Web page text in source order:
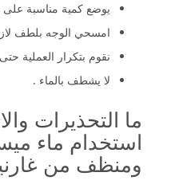
يوضع كمية مناسبة على
امسحي الوجه بلطف
نقوم بتكرار العملية
لا يشطف بالماء .
ما التحذيرات
استخدام ماء
ومنظف من غارنيية 400